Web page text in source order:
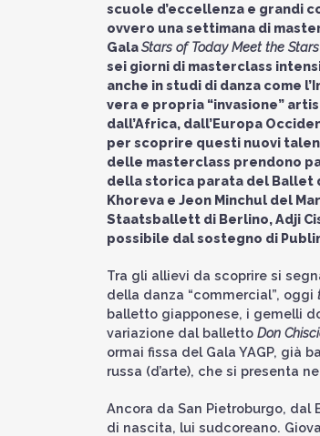
scuole d’eccellenza e grandi
ovvero una settimana di
GalaStars of Today Meet the
sei giorni di masterclass
anche in studi di danza come
vera e propria “invasione”
dall’Africa, dall’Europa
per scoprire questi nuovi
delle masterclass prendono
della storica parata del Ballet
Khoreva e Jeon Minchul del
Staatsballett di Berlino, Adji
possibile dal sostegno di
Tra gli allievi da scoprire si
della danza “commercial”, oggi
balletto giapponese, i gemelli
variazione dal balletto Don
ormai fissa del Gala YAGP, già
russa (d’arte), che si presenta
Ancora da San Pietroburgo, dal
di nascita, lui sudcoreano.